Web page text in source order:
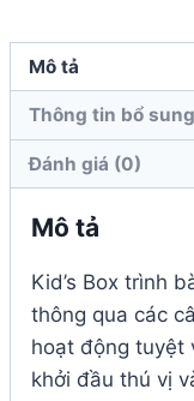
Book
lượng
Mô tả
Thông tin bổ sung
Đánh giá (0)
Mô tả
Kid’s Box trình
thông qua các
hoạt động tuyệt
khởi đầu thú vị